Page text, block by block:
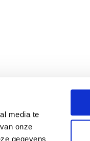
media te
onze
gegevens